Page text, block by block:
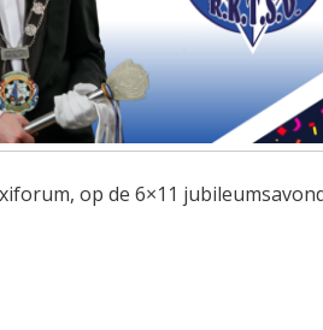
op de 6×11
2025